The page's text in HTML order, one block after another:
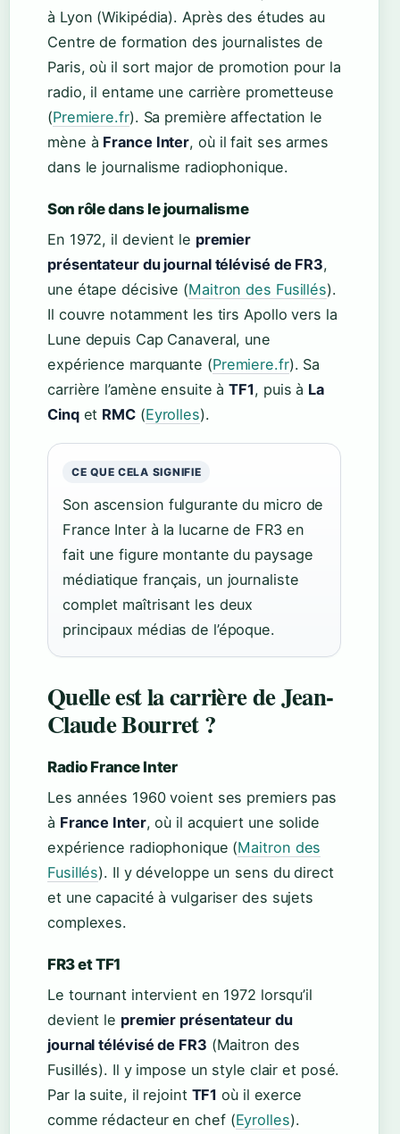
à Lyon (Wikipédia). Après des études au
Centre de formation des journalistes de
Paris, où il sort major de promotion pour la
radio, il entame une carrière prometteuse
(Premiere.fr). Sa première affectation le
mène à France Inter, où il fait ses armes
dans le journalisme radiophonique.
Son rôle dans le journalisme
En 1972, il devient le premier
présentateur du journal télévisé de FR3,
une étape décisive (Maitron des Fusillés).
Il couvre notamment les tirs Apollo vers la
Lune depuis Cap Canaveral, une
expérience marquante (Premiere.fr). Sa
carrière l’amène ensuite àTF1, puis à La
Cinqet RMC(Eyrolles).
CE QUE CELA SIGNIFIE
Son ascension fulgurante du micro de
France Inter à la lucarne de FR3 en
fait une figure montante du paysage
médiatique français, un journaliste
complet maîtrisant les deux
principaux médias de l’époque.
Quelle est la carrière de Jean-
Claude Bourret ?
Radio France Inter
Les années 1960 voient ses premiers pas
à France Inter, où il acquiert une solide
expérience radiophonique (Maitron des
Fusillés). Il y développe un sens du direct
et une capacité à vulgariser des sujets
complexes.
FR3 et TF1
Le tournant intervient en 1972 lorsqu’il
devient le premier présentateur du
journal télévisé de FR3 (Maitron des
Fusillés). Il y impose un style clair et posé.
Par la suite, il rejoint TF1 où il exerce
comme rédacteur en chef (Eyrolles).